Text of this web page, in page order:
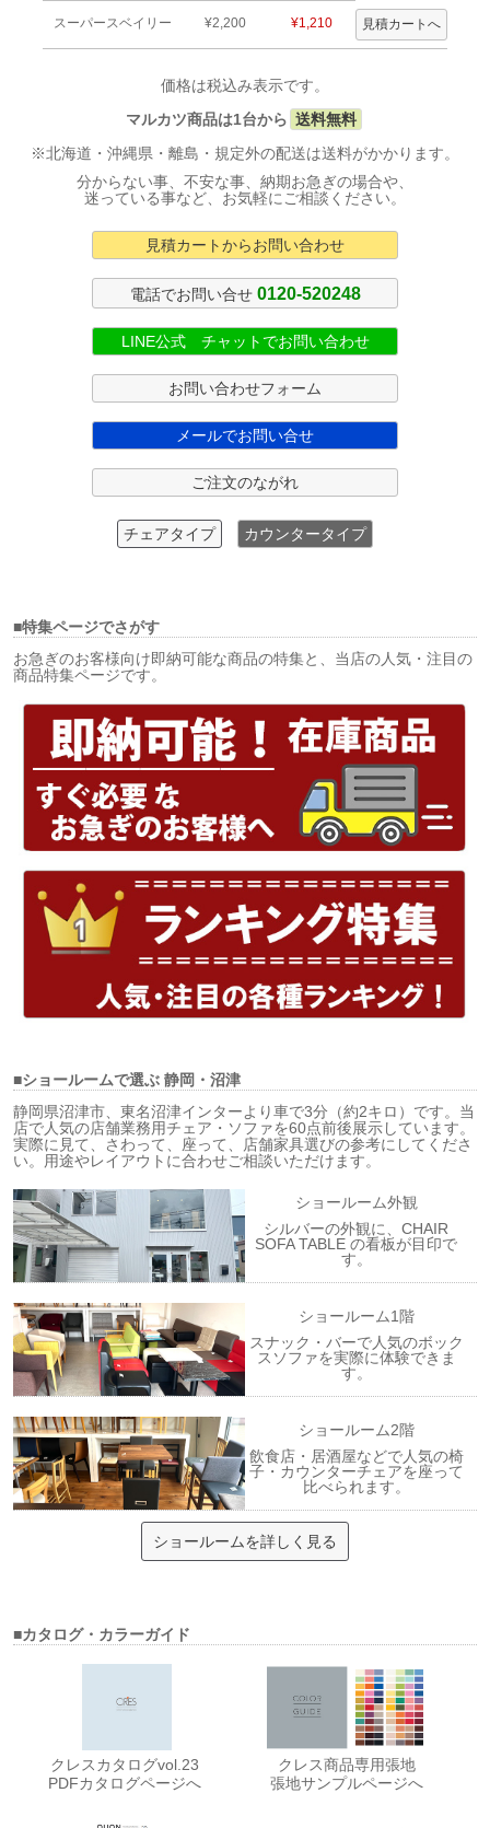
スーパースベイリー ¥2,200 ¥1,210
価格は税込み表示です。
マルカツ商品は1台から 送料無料
※北海道・沖縄県・離島・規定外の配送は送料がかかります。
分からない事、不安な事、納期お急ぎの場合や、
迷っている事など、お気軽にご相談ください。
見積カートからお問い合わせ
電話でお問い合せ 0120-520248
LINE公式 チャットでお問い合わせ
お問い合わせフォーム
メールでお問い合せ
ご注文のながれ
チェアタイプ カウンタータイプ
■特集ページでさがす
お急ぎのお客様向け即納可能な商品の特集と、当店の人気・注目の
商品特集ページです。
■ショールームで選ぶ静岡・沼津
静岡県沼津市、東名沼津インターより車で3分（約2キロ）です。当
店で人気の店舗業務用チェア・ソファを60点前後展示しています。
実際に見て、さわって、座って、店舗家具選びの参考にしてくださ
い。用途やレイアウトに合わせご相談いただけます。
ショールーム外観
シルバーの外観に、CHAIR
SOFA TABLE の看板が目印で
す。
ショールーム1階
スナック・バーで人気のボック
スソファを実際に体験できま
す。
ショールーム2階
飲食店・居酒屋などで人気の椅
子・カウンターチェアを座って
比べられます。
ショールームを詳しく見る
■カタログ・カラーガイド
クレスカタログvol.23
PDFカタログページへ
クレス商品専用張地
張地サンプルページへ